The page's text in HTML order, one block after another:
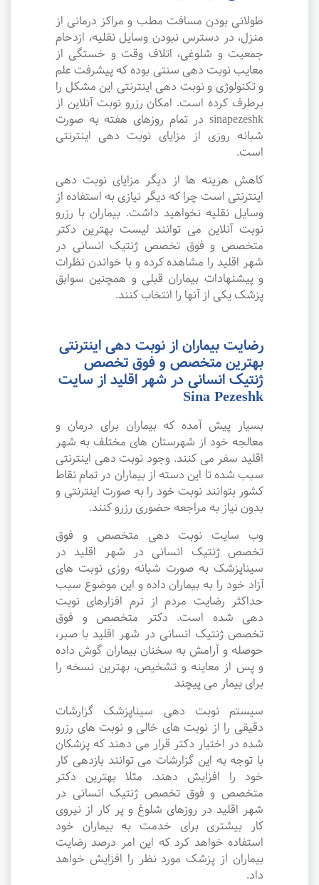
طولانی بودن مسافت مطب و مراکز درمانی از
منزل، در دسترس نبودن وسایل نقلیه، ازدحام
جمعیت و شلوغی، اتلاف وقت و خستگی از
معایب نوبت دهی سنتی بوده که پیشرفت علم
و تکنولوژی و نوبت دهی اینترنتی این مشکل را
برطرف کرده است. امکان رزرو نوبت آنلاین از
sinapezeshk در تمام روزهای هفته به صورت
شبانه روزی از مزایای نوبت دهی اینترنتی
است.
کاهش هزینه ها از دیگر مزایای نوبت دهی
اینترنتی است چرا که دیگر نیازی به استفاده از
وسایل نقلیه نخواهید داشت. بیماران با رزرو
نوبت آنلاین می توانند لیست بهترین دکتر
متخصص و فوق تخصص ژنتیک انسانی در
شهر اقلید را مشاهده کرده و با خواندن نظرات
و پیشنهادات بیماران قبلی و همچنین سوابق
پزشک یکی از آنها را انتخاب کنند.
رضایت بیماران از نوبت دهی اینترنتی
بهترین متخصص و فوق تخصص
ژنتیک انسانی در شهر اقلید از سایت
Sina Pezeshk
بسیار پیش آمده که بیماران برای درمان و
معالجه خود از شهرستان های مختلف به شهر
اقلید سفر می کنند. وجود نوبت دهی اینترنتی
سبب شده تا این دسته از بیماران در تمام نقاط
کشور بتوانند نوبت خود را به صورت اینترنتی و
بدون نیاز به مراجعه حضوری رزرو کنند.
وب سایت نوبت دهی متخصص و فوق
تخصص ژنتیک انسانی در شهر اقلید در
سیناپزشک به صورت شبانه روزی نوبت های
آزاد خود را به بیماران داده و این موضوع سبب
حداکثر رضایت مردم از نرم افزارهای نوبت
دهی شده است. دکتر متخصص و فوق
تخصص ژنتیک انسانی در شهر اقلید با صبر،
حوصله و آرامش به سخنان بیماران گوش داده
و پس از معاینه و تشخیص، بهترین نسخه را
برای بیمار می پیچند
سیستم نوبت دهی سیناپزشک گزارشات
دقیقی را از نوبت های خالی و نوبت های رزرو
شده در اختیار دکتر قرار می دهند که پزشکان
با توجه به این گزارشات می توانند بازدهی کار
خود را افزایش دهند. مثلا بهترین دکتر
متخصص و فوق تخصص ژنتیک انسانی در
شهر اقلید در روزهای شلوغ و پر کار از نیروی
کار بیشتری برای خدمت به بیماران خود
استفاده خواهد کرد که این امر درصد رضایت
بیماران از پزشک مورد نظر را افزایش خواهد
داد.